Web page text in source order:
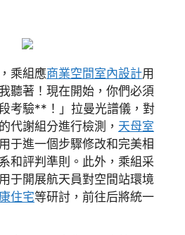
乘組應商業空間室內設計用
聽著！現在開始，你們必須
考驗**！」拉曼光譜儀，對
的代謝組分進行檢測， 天母室
于進一個步驟修改和完美相
和評判準則。此外，乘組采
于開展航天員對空間站環境
住宅等研討，前往后將統一